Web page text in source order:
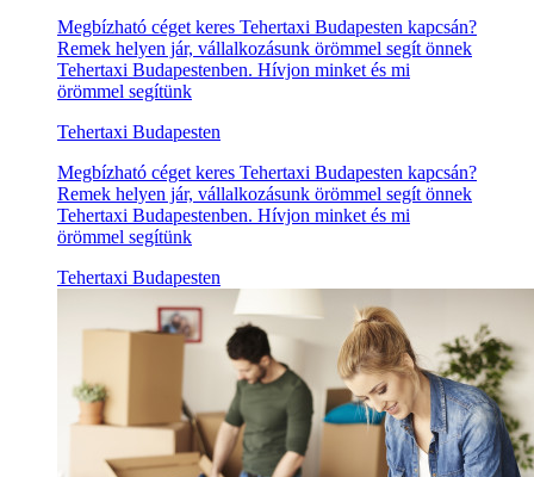
Megbízható céget keres Tehertaxi Budapesten kapcsán?
Remek helyen jár, vállalkozásunk örömmel segít önnek
Tehertaxi Budapestenben. Hívjon minket és mi
örömmel segítünk
Tehertaxi Budapesten
Megbízható céget keres Tehertaxi Budapesten kapcsán?
Remek helyen jár, vállalkozásunk örömmel segít önnek
Tehertaxi Budapestenben. Hívjon minket és mi
örömmel segítünk
Tehertaxi Budapesten